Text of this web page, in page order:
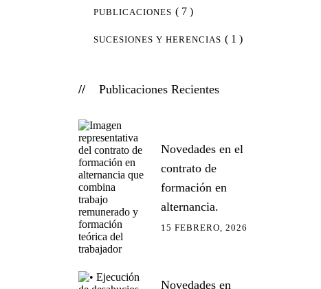
PUBLICACIONES ( 7 )
SUCESIONES Y HERENCIAS ( 1 )
Publicaciones Recientes
Novedades en el
contrato de
formación en
alternancia.
15 FEBRERO, 2026
Novedades en